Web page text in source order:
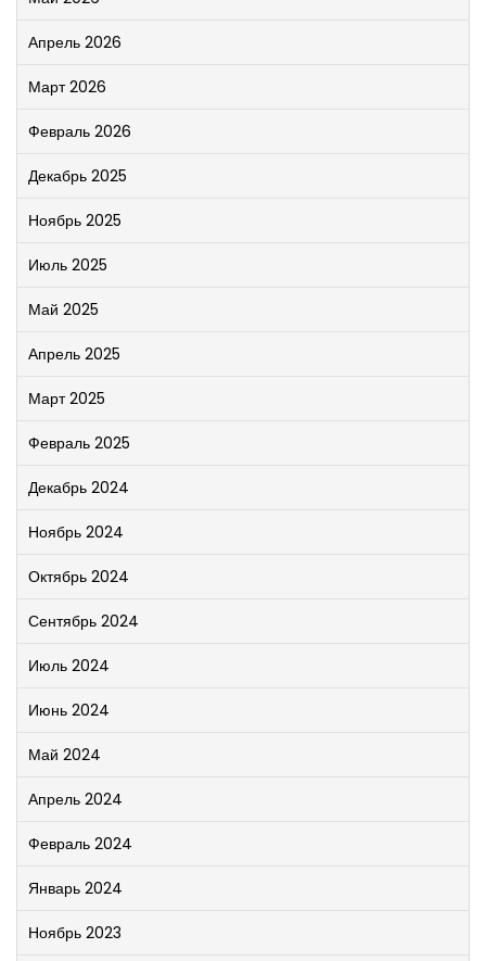
Апрель 2026
Март 2026
Февраль 2026
Декабрь 2025
Ноябрь 2025
Июль 2025
Май 2025
Апрель 2025
Март 2025
Февраль 2025
Декабрь 2024
Ноябрь 2024
Октябрь 2024
Сентябрь 2024
Июль 2024
Июнь 2024
Май 2024
Апрель 2024
Февраль 2024
Январь 2024
Ноябрь 2023